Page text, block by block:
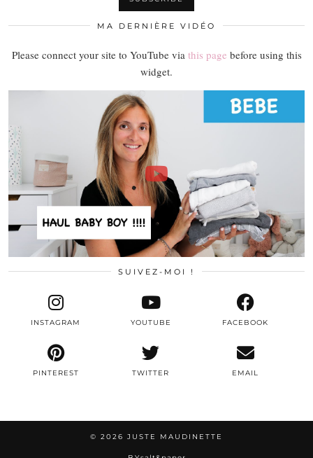
MA DERNIÈRE VIDÉO
Please connect your site to YouTube via this page before using this
widget.
SUIVEZ-MOI !
TWITTER
INSTAGRAM FACEBOOK
PINTEREST
YOUTUBE
EMAIL
© 2026 JUSTE MAUDINETTE